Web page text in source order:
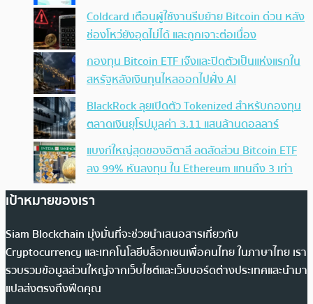
Coldcard เตือนผู้ใช้งานรีบย้าย Bitcoin ด่วน หลัง
ช่องโหว่ยังอุดไม่ได้ และถูกเจาะต่อเนื่อง
กองทุน Bitcoin ETF เจ๊งและปิดตัวเป็นแห่งแรกใน
สหรัฐหลังเงินทุนไหลออกไปฝั่ง AI
BlackRock ลุยเปิดตัว Tokenized สำหรับกองทุน
ตลาดเงินยุโรปมูลค่า 3.11 แสนล้านดอลลาร์
แบงก์ใหญ่สุดของอิตาลี ลดสัดส่วน Bitcoin ETF
ลง 99% หันลงทุน ใน Ethereum แทนถึง 3 เท่า
เป้าหมายของเรา
Siam Blockchain มุ่งมั่นที่จะช่วยนำเสนอสารเกี่ยวกับ
Cryptocurrency และเทคโนโลยีบล็อกเชนเพื่อคนไทย ในภาษาไทย เรา
รวบรวมข้อมูลส่วนใหญ่จากเว็บไซต์และเว็บบอร์ดต่างประเทศและนำมา
แปลส่งตรงถึงฟีดคุณ